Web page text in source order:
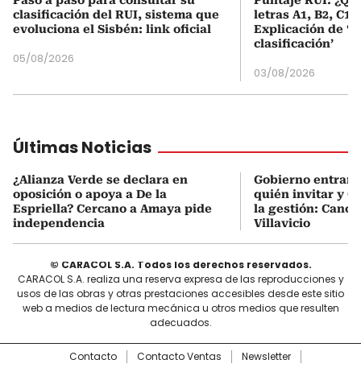
clasificación del RUI, sistema que
evoluciona el Sisbén: link oficial
05/08/2026
letras A1, B2, C1
Explicación de
clasificación’
03/08/2026
Últimas Noticias
¿Alianza Verde se declara en
oposición o apoya a De la
Espriella? Cercano a Amaya pide
independencia
Gobierno
quién invitar y
la gestión:
Villavicio
© CARACOL S.A. Todos los derechos reservados.
CARACOL S.A. realiza una reserva expresa de las reproducciones y
usos de las obras y otras prestaciones accesibles desde este sitio
web a medios de lectura mecánica u otros medios que resulten
adecuados.
Contacto Contacto Ventas Newsletter